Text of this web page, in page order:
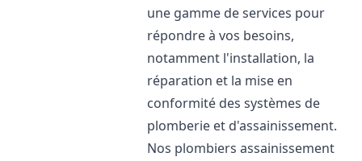
une gamme de services pour
répondre à vos besoins,
notamment l'installation, la
réparation et la mise en
conformité des systèmes de
plomberie et d'assainissement.
Nos plombiers assainissement